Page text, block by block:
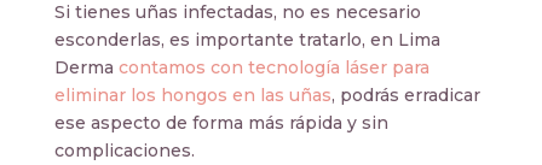
Si tienes uñas infectadas, no es necesario
esconderlas, es importante tratarlo, en Lima
Derma contamos con tecnología láser para
eliminar los hongos en las uñas, podrás erradicar
ese aspecto de forma más rápida y sin
complicaciones.